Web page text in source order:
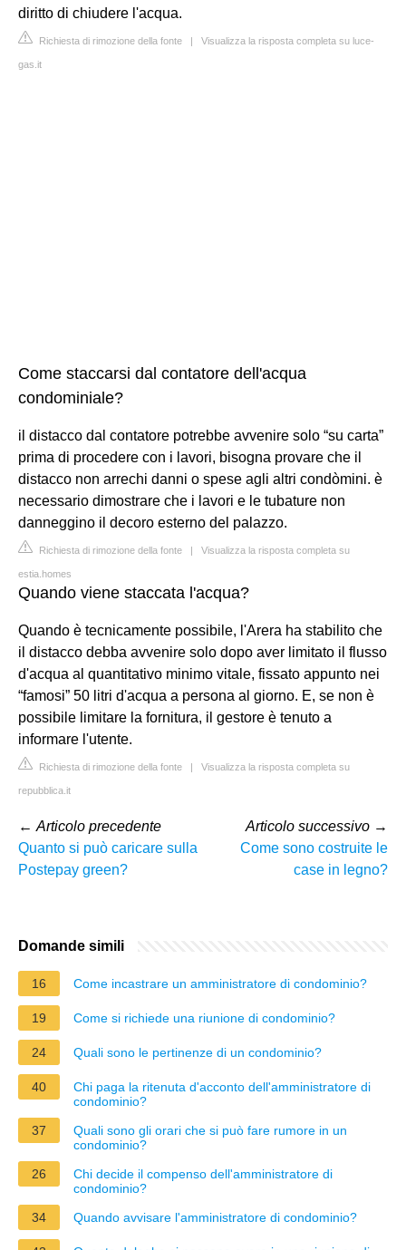
diritto di chiudere l'acqua.
Richiesta di rimozione della fonte | Visualizza la risposta completa su luce-
gas.it
Come staccarsi dal contatore dell'acqua
condominiale?
il distacco dal contatore potrebbe avvenire solo “su carta”
prima di procedere con i lavori, bisogna provare che il
distacco non arrechi danni o spese agli altri condòmini. è
necessario dimostrare che i lavori e le tubature non
danneggino il decoro esterno del palazzo.
Richiesta di rimozione della fonte | Visualizza la risposta completa su
estia.homes
Quando viene staccata l'acqua?
Quando è tecnicamente possibile, l'Arera ha stabilito che
il distacco debba avvenire solo dopo aver limitato il flusso
d'acqua al quantitativo minimo vitale, fissato appunto nei
“famosi” 50 litri d'acqua a persona al giorno. E, se non è
possibile limitare la fornitura, il gestore è tenuto a
informare l'utente.
Richiesta di rimozione della fonte | Visualizza la risposta completa su
repubblica.it
← Articolo precedente
Quanto si può caricare sulla
Postepay green?
Articolo successivo →
Come sono costruite le
case in legno?
Domande simili
16 Come incastrare un amministratore di condominio?
19 Come si richiede una riunione di condominio?
24 Quali sono le pertinenze di un condominio?
40
Chi paga la ritenuta d'acconto dell'amministratore di
condominio?
37
Quali sono gli orari che si può fare rumore in un
condominio?
26
Chi decide il compenso dell'amministratore di
condominio?
34
Quando avvisare l'amministratore di condominio?